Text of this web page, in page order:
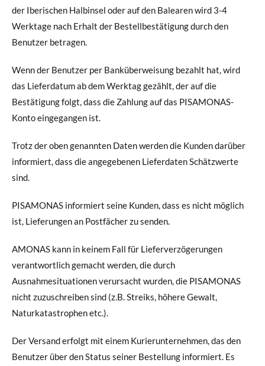
der Iberischen Halbinsel oder auf den Balearen wird 3-4
Werktage nach Erhalt der Bestellbestätigung durch den
Benutzer betragen.
Wenn der Benutzer per Banküberweisung bezahlt hat, wird
das Lieferdatum ab dem Werktag gezählt, der auf die
Bestätigung folgt, dass die Zahlung auf das PISAMONAS-
Konto eingegangen ist.
Trotz der oben genannten Daten werden die Kunden darüber
informiert, dass die angegebenen Lieferdaten Schätzwerte
sind.
PISAMONAS informiert seine Kunden, dass es nicht möglich
ist, Lieferungen an Postfächer zu senden.
AMONAS kann in keinem Fall für Lieferverzögerungen
verantwortlich gemacht werden, die durch
Ausnahmesituationen verursacht wurden, die PISAMONAS
nicht zuzuschreiben sind (z.B. Streiks, höhere Gewalt,
Naturkatastrophen etc.).
Der Versand erfolgt mit einem Kurierunternehmen, das den
Benutzer über den Status seiner Bestellung informiert. Es